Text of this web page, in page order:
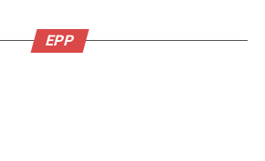
EPP